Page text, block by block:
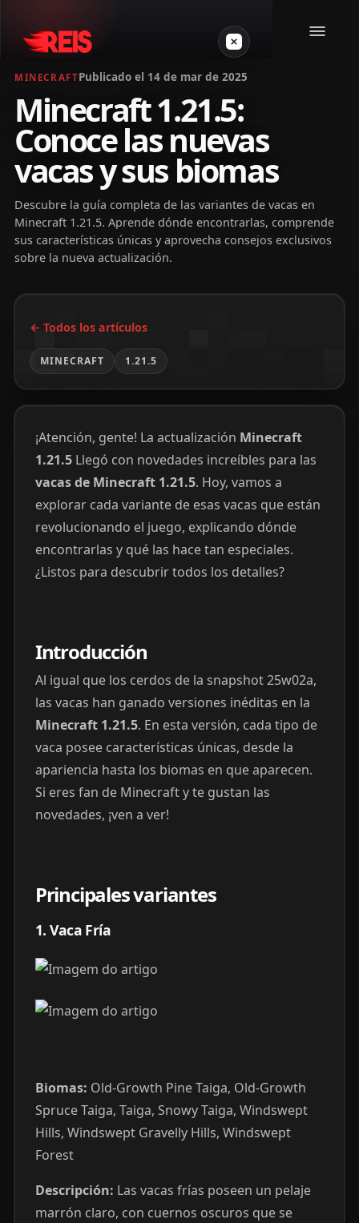
Minecraft
Otros juegos
VPS Gamer
Crear servidor
MINECRAFTPublicado el 14 de mar de 2025
Minecraft 1.21.5:
Conoce las nuevas
vacas y sus biomas
Descubre la guía completa de las variantes de vacas en
Minecraft 1.21.5. Aprende dónde encontrarlas, comprende
sus características únicas y aprovecha consejos exclusivos
sobre la nueva actualización.
← Todos los artículos
MINECRAFT 1.21.5
¡Atención, gente! La actualización Minecraft
1.21.5Llegó con novedades increíbles para las
vacas de Minecraft 1.21.5. Hoy, vamos a
explorar cada variante de esas vacas que están
revolucionando el juego, explicando dónde
encontrarlas y qué las hace tan especiales.
¿Listos para descubrir todos los detalles?
Introducción
Al igual que los cerdos de la snapshot 25w02a,
las vacas han ganado versiones inéditas en la
Minecraft 1.21.5. En esta versión, cada tipo de
vaca posee características únicas, desde la
apariencia hasta los biomas en que aparecen.
Si eres fan de Minecraft y te gustan las
novedades, ¡ven a ver!
Principales variantes
1. Vaca Fría
Biomas: Old-Growth Pine Taiga, Old-Growth
Spruce Taiga, Taiga, Snowy Taiga, Windswept
Hills, Windswept Gravelly Hills, Windswept
Forest
Descripción: Las vacas frías poseen un pelaje
marrón claro, con cuernos oscuros que se